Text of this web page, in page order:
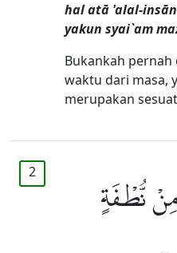
hal atā 'alal-
yakun syai`am
Bukankah
waktu dari masa,
merupakan
2
نُّطْفَةٍ